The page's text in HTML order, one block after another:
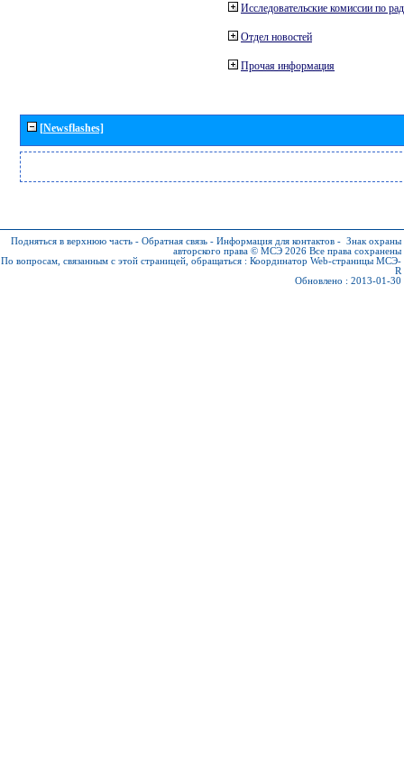
Исследовательские комиссии по
Отдел новостей
Прочая информация
[Newsflashes]
Подняться в верхнюю часть - Обратная связь - Информация для контактов - Знак охраны
авторского права © МСЭ 2026 Все права сохранены
По вопросам, связанным с этой страницей, обращаться : Координатор Web-страницы МСЭ-
R
Обновлено : 2013-01-30